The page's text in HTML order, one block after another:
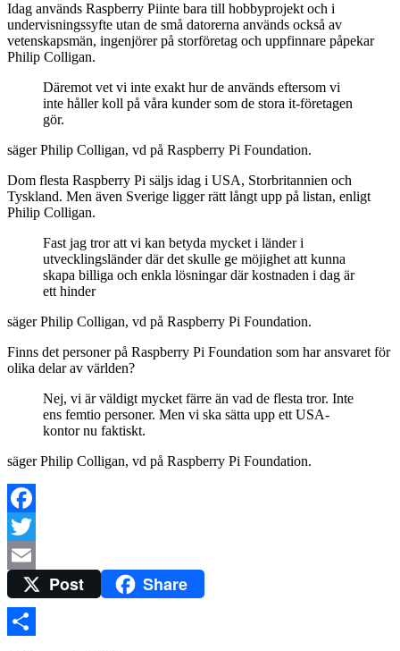
Idag används Raspberry Piinte bara till hobbyprojekt och i
undervisningssyfte utan de små datorerna används också av
vetenskapsmän, ingenjörer på storföretag och uppfinnare påpekar
Philip Colligan.
Däremot vet vi inte exakt hur de används eftersom vi
inte håller koll på våra kunder som de stora it-företagen
gör.
säger Philip Colligan, vd på Raspberry Pi Foundation.
Dom flesta Raspberry Pi säljs idag i USA, Storbritannien och
Tyskland. Men även Sverige ligger rätt långt upp på listan, enligt
Philip Colligan.
Fast jag tror att vi kan betyda mycket i länder i
utvecklingsländer där det skulle ge möjighet att kunna
skapa billiga och enkla lösningar där kostnaden i dag är
ett hinder
säger Philip Colligan, vd på Raspberry Pi Foundation.
Finns det personer på Raspberry Pi Foundation som har ansvaret för
olika delar av världen?
Nej, vi är väldigt mycket färre än vad de flesta tror. Inte
ens femtio personer. Men vi ska sätta upp ett USA-
kontor nu faktiskt.
säger Philip Colligan, vd på Raspberry Pi Foundation.
Facebook
Twitter
Email
Post Share